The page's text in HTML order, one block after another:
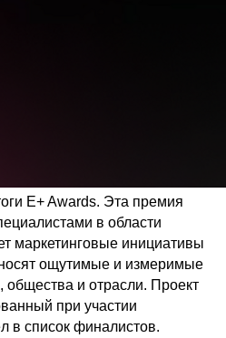
E+ Awards. Эта премия
в области
маркетинговые инициативы
ощутимые и измеримые
общества и отрасли. Проект
при участии
в список финалистов.